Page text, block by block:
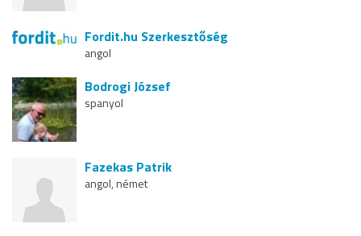
Fordit.hu Szerkesztőség
angol
Bodrogi József
spanyol
Fazekas Patrik
angol, német